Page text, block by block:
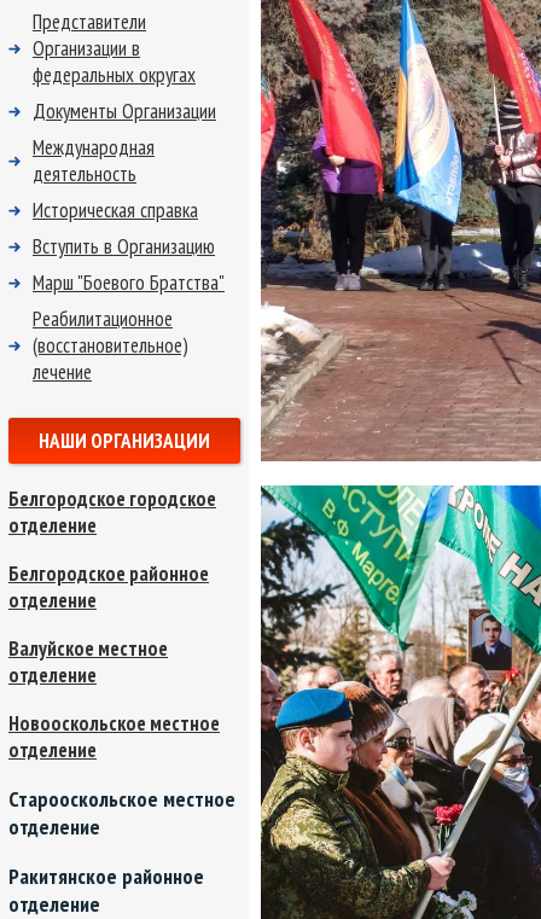
Представители
Организации в
федеральных округах
Документы Организации
Международная
деятельность
Историческая справка
Вступить в Организацию
Марш "Боевого Братства"
Реабилитационное
(восстановительное)
лечение
НАШИ ОРГАНИЗАЦИИ
Белгородское городское
отделение
Белгородское районное
отделение
Валуйское местное
отделение
Новооскольское местное
отделение
Старооскольское местное
отделение
Ракитянское районное
отделение